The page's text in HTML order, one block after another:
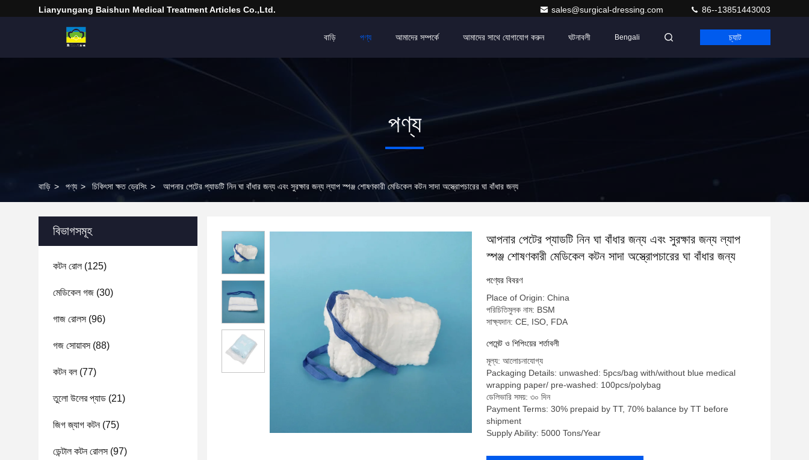
Lianyungang Baishun Medical Treatment Articles Co.,Ltd. sales@surgical-dressing.com 86--13851443003
বাড়ি পণ্য আমাদের সম্পর্কে আমাদের সাথে যোগাযোগ করুন ঘটনাবলী Bengali চ্যাট
পণ্য
বাড়ি > পণ্য > চিকিৎসা ক্ষত ড্রেসিং > আপনার পেটের প্যাডটি নিন ঘা বাঁধার জন্য এবং সুরক্ষার জন্য ল্যাপ স্পঞ্জ শোষণকারী মেডিকেল কটন সাদা অস্ত্রোপচারের ঘা বাঁধার জন্য
বিভাগসমূহ
কটন রোল(125)
মেডিকেল গজ (30)
গাজ রোলস(96)
গজ সোয়াবস(88)
কটন বল(77)
তুলো উলের প্যাড (21)
জিগ জ্যাগ কটন(75)
ডেন্টাল কটন রোলস(97)
আপনার পেটের প্যাডটি নিন ঘা বাঁধার জন্য এবং সুরক্ষার জন্য ল্যাপ
স্পঞ্জ শোষণকারী মেডিকেল কটন সাদা অস্ত্রোপচারের ঘা বাঁধার জন্য
পণ্যের বিবরণ
Place of Origin: China
পরিচিতিমুলক নাম: BSM
সাক্ষ্যদান: CE, ISO, FDA
পেমেন্ট ও শিপিংয়ের শর্তাবলী
মূল্য: আলোচনাযোগ্য
Packaging Details: unwashed: 5pcs/bag with/without blue medical
wrapping paper/ pre-washed: 100pcs/polybag
ডেলিভারি সময়: ৩০ দিন
Payment Terms: 30% prepaid by TT, 70% balance by TT before
shipment
Supply Ability: 5000 Tons/Year